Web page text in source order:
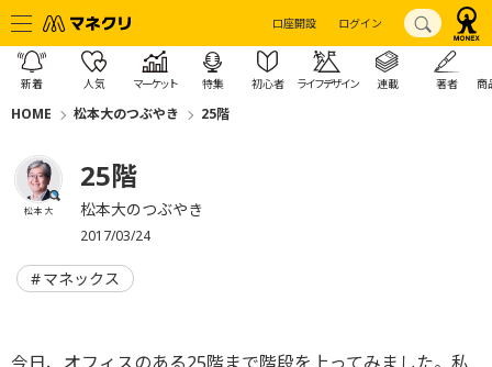
口座開設 ログイン
新着 人気 マーケット 特集 初心者 ライフデザイン 連載 著者 商
HOME 松本大のつぶやき 25階
松本 大
25階
松本大のつぶやき
2017/03/24
マネックス